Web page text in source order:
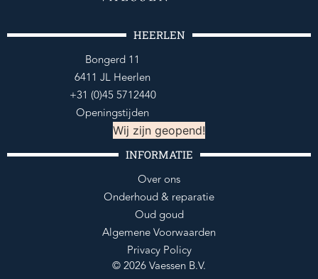
HEERLEN
Bongerd 11
6411 JL Heerlen
+31 (0)45 5712440
Openingstijden
Wij zijn geopend!
INFORMATIE
Over ons
Onderhoud & reparatie
Oud goud
Algemene Voorwaarden
Privacy Policy
© 2026 Vaessen B.V.